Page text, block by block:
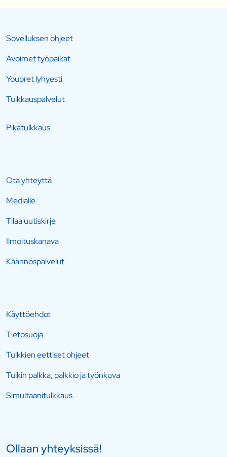
Sovelluksen ohjeet
Avoimet työpaikat
Youpret lyhyesti
Tulkkauspalvelut
Pikatulkkaus
Ota yhteyttä
Medialle
Tilaa uutiskirje
Ilmoituskanava
Käännöspalvelut
Käyttöehdot
Tietosuoja
Tulkkien eettiset ohjeet
Tulkin palkka, palkkio ja työnkuva
Simultaanitulkkaus
Ollaan yhteyksissä!